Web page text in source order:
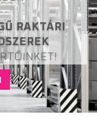
RAKTÁRI